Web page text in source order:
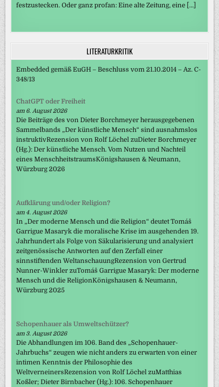
festzustecken. Oder ganz profan: Eine alte Zeitung, eine […]
LITERATURKRITIK
Embedded gemäß EuGH – Beschluss vom 21.10.2014 – Az. C-
348/13
ChatGPT oder Freiheit
am 6. August 2026
Die Beiträge des von Dieter Borchmeyer herausgegebenen
Sammelbands „Der künstliche Mensch“ sind ausnahmslos
instruktivRezension von Rolf Löchel zuDieter Borchmeyer
(Hg.): Der künstliche Mensch. Vom Nutzen und Nachteil
eines MenschheitstraumsKönigshausen & Neumann,
Würzburg 2026
Aufklärung und/oder Religion?
am 4. August 2026
In „Der moderne Mensch und die Religion“ deutet Tomáš
Garrigue Masaryk die moralische Krise im ausgehenden 19.
Jahrhundert als Folge von Säkularisierung und analysiert
zeitgenössische Antworten auf den Zerfall einer
sinnstiftenden WeltanschauungRezension von Gertrud
Nunner-Winkler zuTomáš Garrigue Masaryk: Der moderne
Mensch und die ReligionKönigshausen & Neumann,
Würzburg 2025
Schopenhauer als Umweltschützer?
am 3. August 2026
Die Abhandlungen im 106. Band des „Schopenhauer-
Jahrbuchs“ zeugen wie nicht anders zu erwarten von einer
intimen Kenntnis der Philosophie des
WeltverneinersRezension von Rolf Löchel zuMatthias
Koßler; Dieter Birnbacher (Hg.): 106. Schopenhauer